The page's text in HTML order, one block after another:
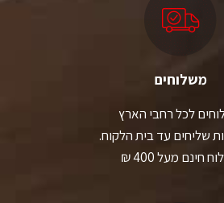
משלוחים
לכל רחבי הארץ
שליחים עד בית הלקוח.
חינם מעל 400 ₪